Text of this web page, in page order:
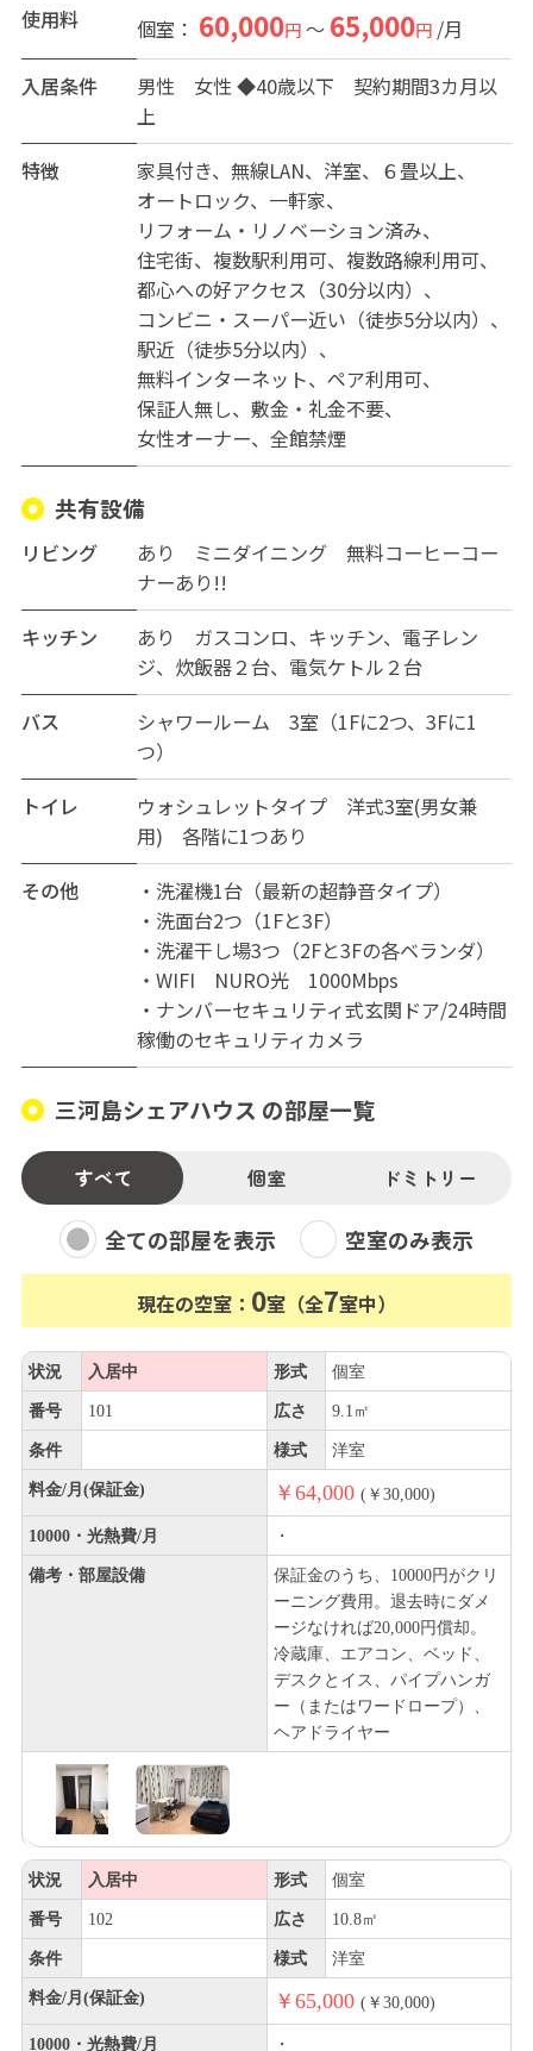
【☆初期費用（1人あたり）☆】
◆保証金（デポジット）20,000円、クリーニング費用
10,000円
退去時に保証金返却
家賃：使用料 の欄をご確認ください。
※ご友人、カップルなど2人1室を希望される場合は、一
光熱費やwifiなど：すべて家賃に含んでいます。
その他費用は不要
【☆アクセス☆】
JR 常磐線 (三河島駅から徒歩5分)
*徒歩2分に２４時間営業のスーパーマーケット（Big A）
商店街があり、とても便利な場所です。
荒川区役所やサイゼリアも徒歩2分くらいのところにあり
ます。
【☆管理体制や清掃など☆】
・ナンバーセキュリティ式玄関ドア/24時間稼働のセキュ
リティカメラ
・管理人により、週1回の清掃があります。ゴミ出しは管
理人にて出しますので、ゴミ箱に分別のみご協力くださ
い。
・住所の登録ももちろん可能です。
【☆雰囲気など☆】
居住者同士はあいさつ程度で、運営者側で開催するイベ
ントなどはありません。
個人の時間を大切にされる方が多いため、気楽に入れる
使用料 個室： 60,000円～ 65,000円/月
入居条件
男性 女性◆40歳以下 契約期間3カ月以
上
特徴
家具付き 無線LAN 洋室
６畳以上
オートロック
一軒家
リフォーム・リノベーション済み
住宅街
複数駅利用可
複数路線利用可
都心への好アクセス（30分以内）
コンビニ・スーパー近い（徒歩5分以内）
駅近（徒歩5分以内）
無料インターネット
ペア利用可
保証人無し
敷金・礼金不要
女性オーナー
全館禁煙
共有設備
リビング
あり ミニダイニング 無料コーヒーコー
ナーあり!!
キッチン
あり ガスコンロ、キッチン、電子レン
ジ、炊飯器２台、電気ケトル２台
バス
シャワールーム 3室（1Fに2つ、3Fに1
つ）
トイレ
ウォシュレットタイプ 洋式3室(男女兼
用) 各階に1つあり
その他
・洗濯機1台（最新の超静音タイプ）
・洗面台2つ（1Fと3F）
・洗濯干し場3つ（2Fと3Fの各ベランダ）
・WIFI NURO光 1000Mbps
・ナンバーセキュリティ式玄関ドア/24時間
稼働のセキュリティカメラ
三河島シェアハウス の部屋一覧
すべて 個室 ドミトリー
全ての部屋を表示 空室のみ表示
現在の空室： 0室（全7室中）
状況 入居中 形式 個室
番号 101 広さ 9.1㎡
条件 様式 洋室
料金/月(保証金) ￥64,000 (￥30,000)
10000・光熱費/月 ・
備考・部屋設備
保証金のうち、10000円がクリ
ーニング費用。退去時にダメ
ージなければ20,000円償却。
冷蔵庫、エアコン、ベッド、
デスクとイス、パイプハンガ
ー（またはワードロープ）、
ヘアドライヤー
状況 入居中 形式 個室
番号 102 広さ 10.8㎡
条件 様式 洋室
料金/月(保証金) ￥65,000 (￥30,000)
10000・光熱費/月 ・